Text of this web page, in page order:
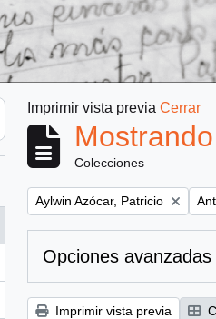
Imprimir vista previa Cerrar
Colecciones
Remove filter:
Aylwin Azócar, Patricio
Opciones
Imprimir vista previa